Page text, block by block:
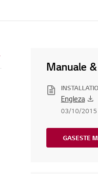
Manuale
Engleza
03/10/2015
GASESTE